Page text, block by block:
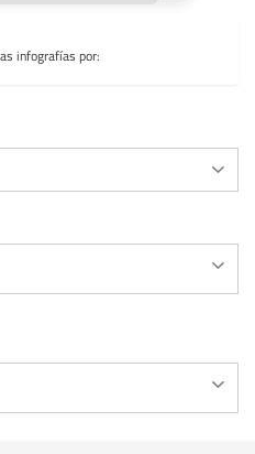
infografías por: